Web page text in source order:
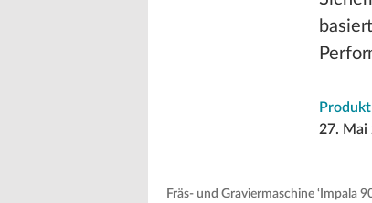
27. Mai
Fräs- und Graviermaschine ‘Impala